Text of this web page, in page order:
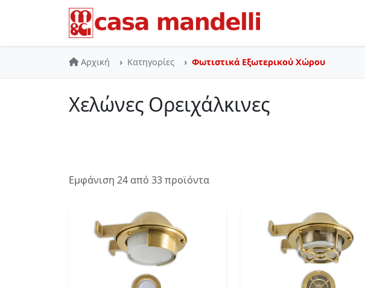
Skip to main content
Αρχική Κατηγορίες Φωτιστικά Εξωτερικού Χώρου
Χελώνες Ορειχάλκινες
Εμφάνιση 24 από 33 προϊόντα